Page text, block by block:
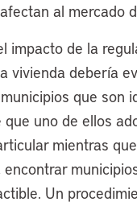
al mercado
impacto de la
vivienda debería
que son
que uno de ellos
mientras
encontrar
Un